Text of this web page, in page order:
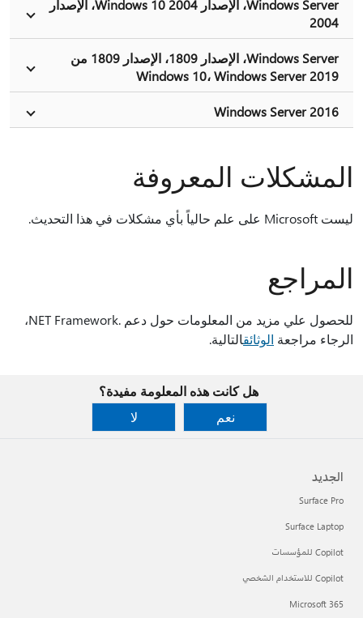
Windows Server، الإصدار 2004 Windows 10، الإصدار
2004
Windows Server، الإصدار 1809، الإصدار 1809 من
Windows 10، Windows Server 2019
Windows Server 2016
المشكلات المعروفة
ليست Microsoft على علم حالياً بأي مشكلات في هذا التحديث.
المراجع
للحصول علي مزيد من المعلومات حول دعم .NET Framework،
الرجاء مراجعة الوثائقالتالية.
هل كانت هذه المعلومة مفيدة؟
نعم
لا
الجديد
Surface Pro
Surface Laptop
Copilot للمؤسسات
Copilot للاستخدام الشخصي
Microsoft 365